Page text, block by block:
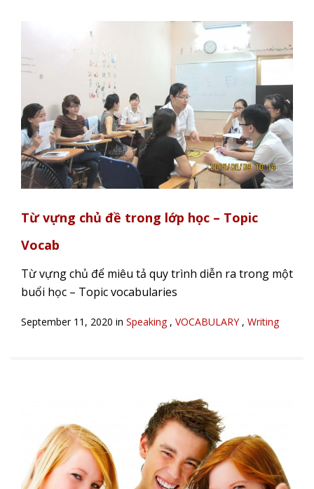
Từ vựng chủ đề trong lớp học – Topic
Vocab
Từ vựng chủ để miêu tả quy trình diễn ra trong một
buổi học – Topic vocabularies
September 11, 2020 in Speaking, VOCABULARY, Writing